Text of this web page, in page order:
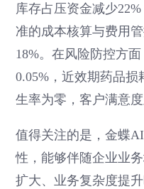
库存占压资金减少
准的成本核算与费用
18%。在风险防控方
0.05%，近效期药品
生率为零，客户满意度
值得关注的是，金蝶
性，能够伴随企业业
扩大、业务复杂度提